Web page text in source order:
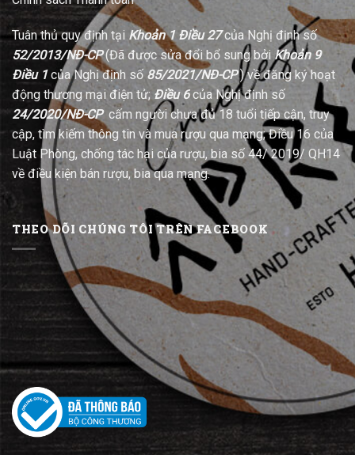
Tuân thủ quy định tại Khoản 1 Điều 27của Nghị định số
52/2013/NĐ-CP(Đã được sửa đổi bổ sung bởi Khoản 9
Điều 1của Nghị định số 85/2021/NĐ-CP) về đăng ký hoạt
động thương mại điện tử; Điều 6của Nghị định số
24/2020/NĐ-CPcấm người chưa đủ 18 tuổi tiếp cận, truy
cập, tìm kiếm thông tin và mua rượu qua mạng; Điều 16 của
Luật Phòng, chống tác hại của rượu, bia số 44/ 2019/ QH14
về điều kiện bán rượu, bia qua mạng.
THEO DÕI CHÚNG TÔI TRÊN FACEBOOK